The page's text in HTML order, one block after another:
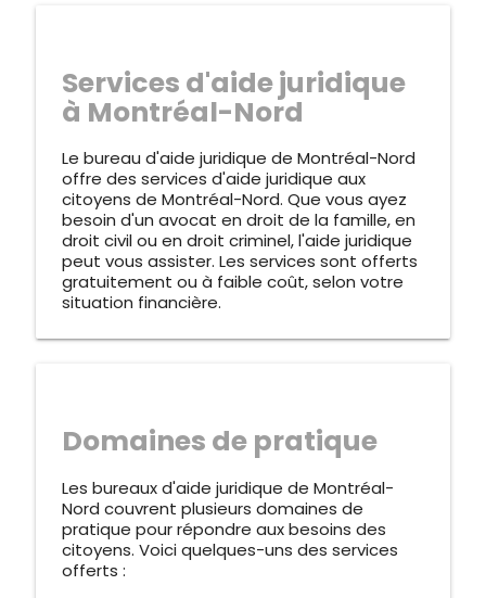
Services d'aide juridique
à Montréal-Nord
Le bureau d'aide juridique de Montréal-Nord
offre des services d'aide juridique aux
citoyens de Montréal-Nord. Que vous ayez
besoin d'un avocat en droit de la famille, en
droit civil ou en droit criminel, l'aide juridique
peut vous assister. Les services sont offerts
gratuitement ou à faible coût, selon votre
situation financière.
Domaines de pratique
Les bureaux d'aide juridique de Montréal-
Nord couvrent plusieurs domaines de
pratique pour répondre aux besoins des
citoyens. Voici quelques-uns des services
offerts :